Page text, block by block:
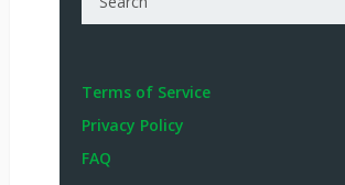
Terms of Service
Privacy Policy
FAQ